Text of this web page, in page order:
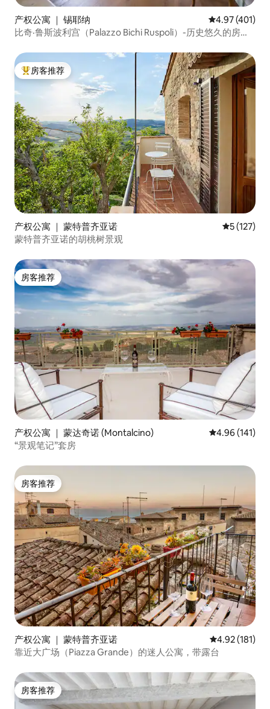
产权公寓 ｜ 锡耶纳 平均评分 4.97
4.97 (401)
比奇·鲁斯波利宫（Palazzo Bichi Ruspoli）-历史悠久的房源
热门「房客推荐」
房客推荐
产权公寓 ｜ 蒙特普齐亚诺 平均评分 5
5 (127)
蒙特普齐亚诺的胡桃树景观
房客推荐
房客推荐
产权公寓 ｜ 蒙达奇诺 (Montalcino) 平均评分 4.96
4.96 (141)
“景观笔记”套房
房客推荐
房客推荐
产权公寓 ｜ 蒙特普齐亚诺 平均评分 4.92
4.92 (181)
靠近大广场（Piazza Grande）的迷人公寓，带露台
房客推荐
房客推荐